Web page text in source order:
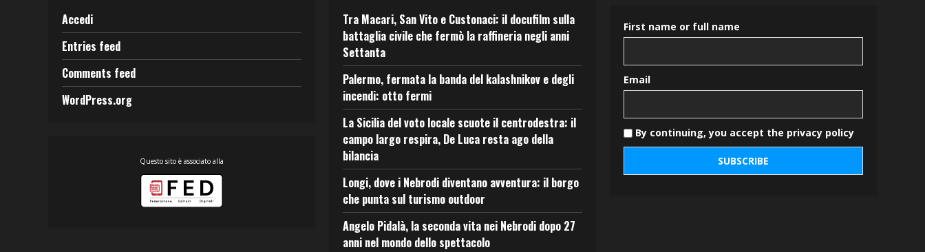
Accedi
Entries feed
Comments feed
WordPress.org
Questo sito è associato alla
Tra Macari, San Vito e Custonaci: il docufilm sulla
battaglia civile che fermò la raffineria negli anni
Settanta
Palermo, fermata la banda del kalashnikov e degli
incendi: otto fermi
La Sicilia del voto locale scuote il centrodestra: il
campo largo respira, De Luca resta ago della
bilancia
Longi, dove i Nebrodi diventano avventura: il borgo
che punta sul turismo outdoor
Angelo Pidalà, la seconda vita nei Nebrodi dopo 27
anni nel mondo dello spettacolo
First name or full name
Email
By continuing, you accept the privacy policy